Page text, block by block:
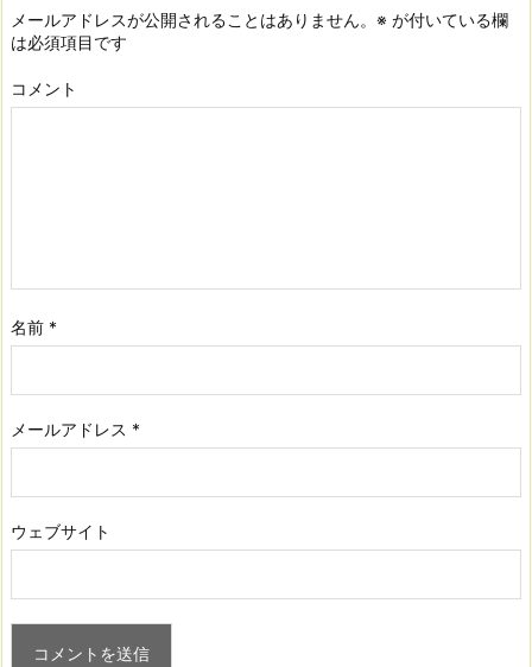
メールアドレスが公開されることはありません。 ※ が付いている欄
は必須項目です
コメント
名前 *
メールアドレス *
ウェブサイト